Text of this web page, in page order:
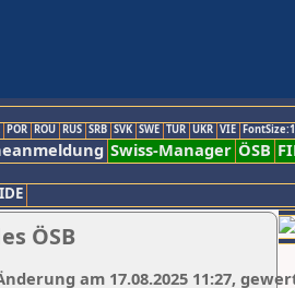
POR ROU RUS SRB SVK SWE TUR UKR VIE
Swiss-Manager ÖSB
ÖSB
am 17.08.2025 11:27,